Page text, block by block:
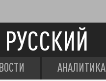
АНАЛИТИКА